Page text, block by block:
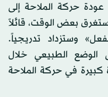
حركة الملاحة إلى
بعض الوقت، قائلاً
وستزداد تدريجياً.
الوضع الطبيعي خلال
كبيرة في حركة الملاحة